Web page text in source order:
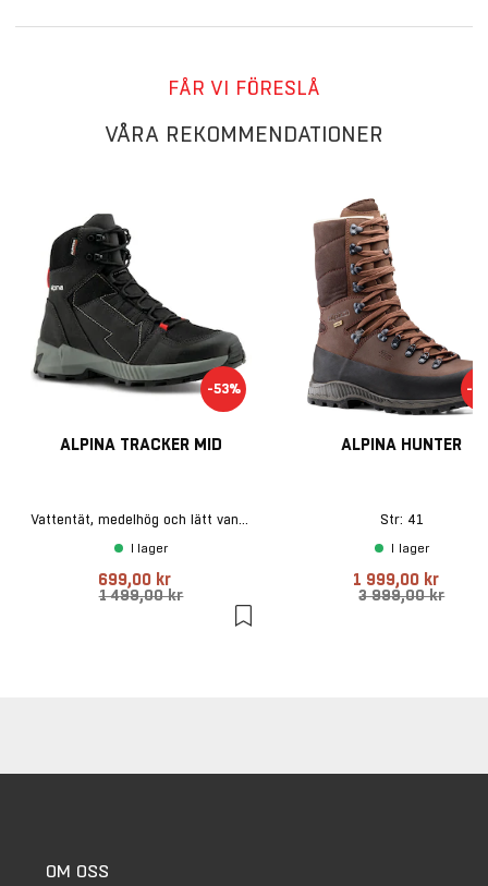
FÅR VI FÖRESLÅ
VÅRA REKOMMENDATIONER
-53%
ALPINA TRACKER MID
I lager
699,00 kr
1 499,00 kr
-
ALPINA HUNTER
Str: 41
I lager
1 999,00 kr
3 999,00 kr
OM OSS